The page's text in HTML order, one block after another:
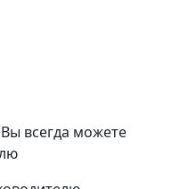
всегда можете